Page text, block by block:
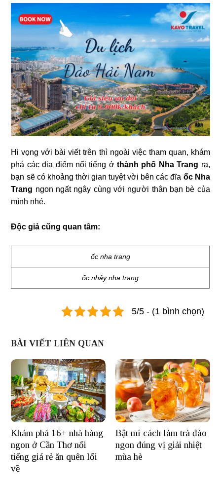
Hi vọng với bài viết trên thì ngoài việc tham quan, khám
phá các địa điểm nổi tiếng ởthành phố Nha Trang ra,
bạn sẽ có khoảng thời gian tuyệt vời bên các đĩa ốc Nha
Trang ngon ngất ngây cùng với người thân bạn bè của
mình nhé.
Độc giả cũng quan tâm:
ốc nha trang
ốc nhảy nha trang
5/5 - (1 bình chọn)
BÀI VIẾT LIÊN QUAN
Khám phá 16+ nhà hàng
ngon ở Cần Thơ nổi
tiếng giá rẻ ăn quên lối
về
Bật mí cách làm trà đào
ngon đúng vị giải nhiệt
mùa hè